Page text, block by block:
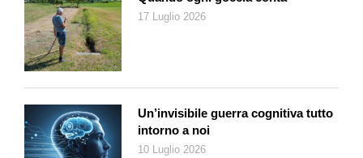
Julia Kent –Asperities
Pur essendo ancora relativamente giovane Julia Kent (
può senz’altro venir definita come l’antesignana delle
violoncelliste altre, cioè di quelle violoncelliste compositrici e
performerche con coerenza e caparbietà seguono la propria
via espressiva solitaria. Completamente da sola, la musicista
canadese, non lo è invero sempre stata, avendo fatto parte di
17 Luglio 2026
Un’invisibile guerra cognitiva tutto
intorno a noi
10 Luglio 2026